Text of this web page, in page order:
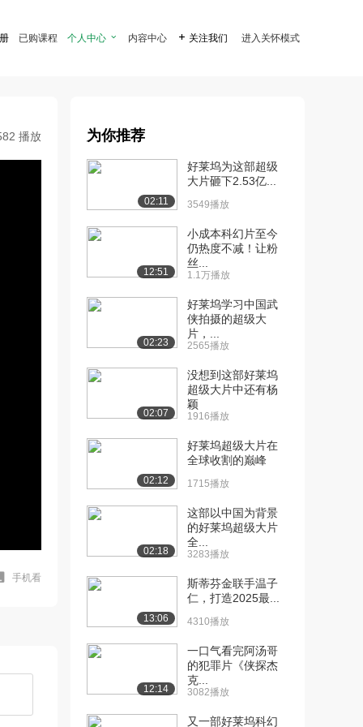
已购课程 个人中心  内容中心  关注我们 进入关怀模式
播放
手机看
为你推荐
02:11
好莱坞为这部超级
大片砸下2.53亿...
3549播放
12:51
小成本科幻片至今
仍热度不减！让粉
丝...
1.1万播放
02:23
好莱坞学习中国武
侠拍摄的超级大
片，...
2565播放
02:07
没想到这部好莱坞
超级大片中还有杨
颖
1916播放
02:12
好莱坞超级大片在
全球收割的巅峰
1715播放
02:18
这部以中国为背景
的好莱坞超级大片
全...
3283播放
13:06
斯蒂芬金联手温子
仁，打造2025最...
4310播放
12:14
一口气看完阿汤哥
的犯罪片《侠探杰
克...
3082播放
又一部好莱坞科幻